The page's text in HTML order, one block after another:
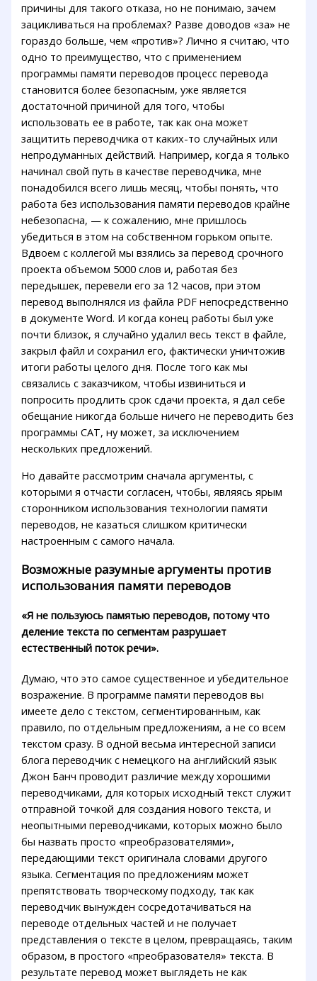
причины для такого отказа, но не понимаю, зачем
зацикливаться на проблемах? Разве доводов «за» не
гораздо больше, чем «против»? Лично я считаю, что
одно то преимущество, что с применением
программы памяти переводов процесс перевода
становится более безопасным, уже является
достаточной причиной для того, чтобы
использовать ее в работе, так как она может
защитить переводчика от каких-то случайных или
непродуманных действий. Например, когда я только
начинал свой путь в качестве переводчика, мне
понадобился всего лишь месяц, чтобы понять, что
работа без использования памяти переводов крайне
небезопасна, — к сожалению, мне пришлось
убедиться в этом на собственном горьком опыте.
Вдвоем с коллегой мы взялись за перевод срочного
проекта объемом 5000 слов и, работая без
передышек, перевели его за 12 часов, при этом
перевод выполнялся из файла PDF непосредственно
в документе Word. И когда конец работы был уже
почти близок, я случайно удалил весь текст в файле,
закрыл файл и сохранил его, фактически уничтожив
итоги работы целого дня. После того как мы
связались с заказчиком, чтобы извиниться и
попросить продлить срок сдачи проекта, я дал себе
обещание никогда больше ничего не переводить без
программы CAT, ну может, за исключением
нескольких предложений.
Но давайте рассмотрим сначала аргументы, с
которыми я отчасти согласен, чтобы, являясь ярым
сторонником использования технологии памяти
переводов, не казаться слишком критически
настроенным с самого начала.
Возможные разумные аргументы против
использования памяти переводов
«Я не пользуюсь памятью переводов, потому что
деление текста по сегментам разрушает
естественный поток речи».
Думаю, что это самое существенное и убедительное
возражение. В программе памяти переводов вы
имеете дело с текстом, сегментированным, как
правило, по отдельным предложениям, а не со всем
текстом сразу. В одной весьма интересной записи
блога переводчик с немецкого на английский язык
Джон Банч проводит различие между хорошими
переводчиками, для которых исходный текст служит
отправной точкой для создания нового текста, и
неопытными переводчиками, которых можно было
бы назвать просто «преобразователями»,
передающими текст оригинала словами другого
языка. Сегментация по предложениям может
препятствовать творческому подходу, так как
переводчик вынужден сосредотачиваться на
переводе отдельных частей и не получает
представления о тексте в целом, превращаясь, таким
образом, в простого «преобразователя» текста. В
результате перевод может выглядеть не как